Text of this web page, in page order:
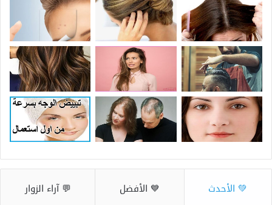
💚 الأحدث 💙 الأفضل 💬 آراء الزوار